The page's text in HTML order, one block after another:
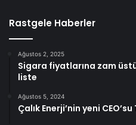
Rastgele Haberler
Ağustos 2, 2025
Sigara fiyatlarına zam
liste
Ağustos 5, 2024
Çalık Enerji’nin yeni